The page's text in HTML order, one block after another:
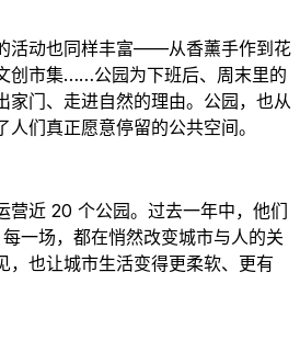
活动也同样丰富——从香薰手作到花
创市集……公园为下班后、周末里的
家门、走进自然的理由。公园，也从
们真正愿意停留的公共空间。
营近 20 个公园。过去一年中，他们
一场，都在悄然改变城市与人的关
也让城市生活变得更柔软、更有